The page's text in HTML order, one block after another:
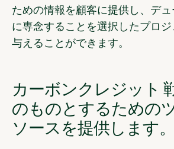
ための情報を顧客に提供し、デ
に専念することを選択したプロ
与えることができます。
カーボンクレジット
のものとするための
ソースを提供します。